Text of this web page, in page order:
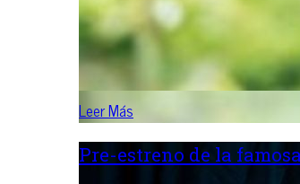
Leer Más
Pre-estreno de la